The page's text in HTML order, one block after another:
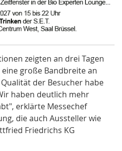
zeigten an drei Tagen
große Bandbreite an
der Besucher habe
haben deutlich mehr
erklärte Messechef
die auch Aussteller wie
Friedrichs KG